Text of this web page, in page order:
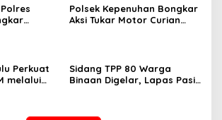
Polsek Kepenuhan Bongkar
Aksi Tukar Motor Curian
Perkuat
melalui
Sidang TPP 80 Warga
Binaan Digelar, Lapas Pasir